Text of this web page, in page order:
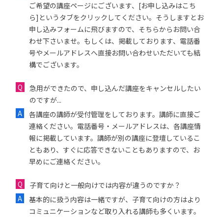
ご希望の講座ページにございます、[お申し込みはこち
ら]というタブをクリックしてください。そうしますとお
申し込みフォームに飛びますので、そちらからお問い合
わせ下さいませ。もしくは、掲載しております、電話番
号やメールアドレスへ直接お問い合わせいただいても結
構でございます。
急用ができたので、申し込んだ講座をキャンセルしたい
のですが...
各講座の講師が受付管理をしております。講師に直接ご
連絡ください。電話番号・メールアドレスは、各講座情
報に掲載しています。講師が別の講座に登壇しているこ
ともあり、すぐに応答できないこともありますので、お
早めにご連絡ください。
子育て向けと一般向けでは内容が違うのですか？
基本的に扱う内容は一緒ですが、子育て向けの方はより
コミュニケーションなど取り入れる講師も多くいます。